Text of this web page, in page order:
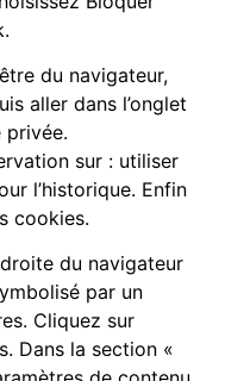
du navigateur,
aller dans l’onglet
privée.
sur : utiliser
l’historique. Enfin
cookies.
du navigateur
par un
Cliquez sur
Dans la section «